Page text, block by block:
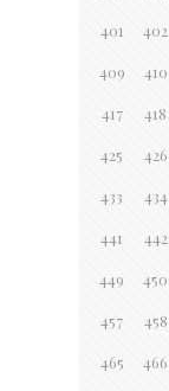
401 402
409 410
417 418
425 426
433 434
441 442
449 450
457 458
465 466